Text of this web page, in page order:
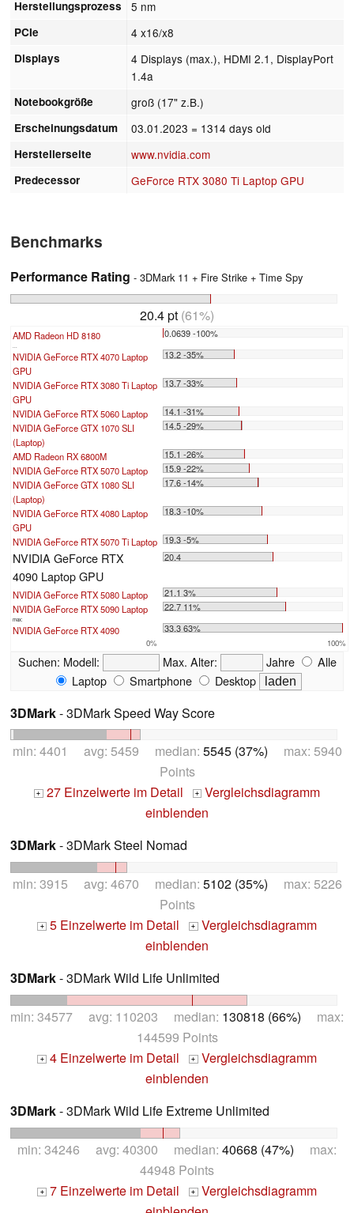
Herstellungsprozess 5 nm
PCIe 4 x16/x8
Displays
4 Displays (max.), HDMI 2.1, DisplayPort
1.4a
Notebookgröße groß (17" z.B.)
Erscheinungsdatum 03.01.2023 = 1314 days old
Herstellerseite www.nvidia.com
Predecessor GeForce RTX 3080 Ti Laptop GPU
Benchmarks
Performance Rating - 3DMark 11 + Fire Strike + Time Spy
20.4 pt (61%)
AMD Radeon HD 8180 0.0639 -100%
NVIDIA GeForce RTX 4070 Laptop
GPU
13.2 -35%
NVIDIA GeForce RTX 3080 Ti Laptop
GPU
13.7 -33%
NVIDIA GeForce RTX 5060 Laptop
14.1 -31%
NVIDIA GeForce GTX 1070 SLI
(Laptop)
14.5 -29%
AMD Radeon RX 6800M
15.1 -26%
NVIDIA GeForce RTX 5070 Laptop
15.9 -22%
NVIDIA GeForce GTX 1080 SLI
(Laptop)
17.6 -14%
NVIDIA GeForce RTX 4080 Laptop
GPU
18.3 -10%
NVIDIA GeForce RTX 5070 Ti Laptop 19.3 -5%
NVIDIA GeForce RTX
4090 Laptop GPU
20.4
NVIDIA GeForce RTX 5080 Laptop
21.1 3%
NVIDIA GeForce RTX 5090 Laptop
22.7 11%
max:
NVIDIA GeForce RTX 4090 33.3 63%
0% 100%
Suchen: Modell: Max. Alter: Jahre
Alle
Laptop
Smartphone Desktop
3DMark- 3DMark Speed Way Score
min: 4401 avg: 5459 median: 5545 (37%) max: 5940
Points
+ 27 Einzelwerte im Detail +
Vergleichsdiagramm
einblenden
3DMark- 3DMark Steel Nomad
min: 3915 avg: 4670 median: 5102 (35%) max: 5226
Points
+ 5 Einzelwerte im Detail + Vergleichsdiagramm
einblenden
3DMark- 3DMark Wild Life Unlimited
min: 34577 avg: 110203 median: 130818 (66%) max:
144599 Points
+ 4 Einzelwerte im Detail + Vergleichsdiagramm
einblenden
3DMark- 3DMark Wild Life Extreme Unlimited
min: 34246 avg: 40300 median: 40668 (47%) max:
44948 Points
+ 7 Einzelwerte im Detail + Vergleichsdiagramm